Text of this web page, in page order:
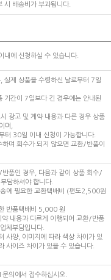
시 배송비가 부과됩니다.
내에 신청하실 수 있습니다.
실제 상품을 수령하신 날로부터 7일
기간이 7일보다 긴 경우에는 안내된
광고 및 계약 내용과 다른 경우 상품
며,
터 30일 이내 신청이 가능합니다.
며 회수가 되지 않으면 교환/반품이
품인 경우, 다음과 같이 상품 회수/
담하셔야 합니다.
에 필요한 교환택배비 (편도2,500원
반품택배비 5,000 원
내용과 다르게 이행되어 교환/반품
체부담입니다.
사양, 이미지에 따라 색상 차이가 있
사이즈 차이가 있을 수 있습니다.
의에서 접수하십시오.